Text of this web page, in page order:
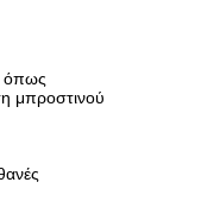
όπως
μπροστινού